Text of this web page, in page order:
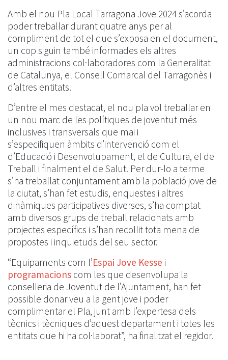
Amb el nou Pla Local Tarragona Jove 2024 s’acorda
poder treballar durant quatre anys per al
compliment de tot el que s’exposa en el document,
un cop siguin també informades els altres
administracions col·laboradores com la Generalitat
de Catalunya, el Consell Comarcal del Tarragonès i
d’altres entitats.
D’entre el mes destacat, el nou pla vol treballar en
un nou marc de les polítiques de joventut més
inclusives i transversals que mai i
s’especifiquen àmbits d’intervenció com el
d’Educació i Desenvolupament, el de Cultura, el de
Treball i finalment el de Salut. Per dur-lo a terme
s’ha treballat conjuntament amb la població jove de
la ciutat, s’han fet estudis, enquestes i altres
dinàmiques participatives diverses, s’ha comptat
amb diversos grups de treball relacionats amb
projectes específics i s’han recollit tota mena de
propostes i inquietuds del seu sector.
“Equipaments com l’Espai Jove Kesse i
programacions com les que desenvolupa la
conselleria de Joventut de l’Ajuntament, han fet
possible donar veu a la gent jove i poder
complimentar el Pla, junt amb l’expertesa dels
tècnics i tècniques d’aquest departament i totes les
entitats que hi ha col·laborat”, ha finalitzat el regidor.